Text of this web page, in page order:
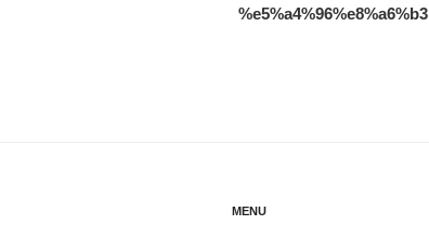
ナ
ョ
投
%e5%a4%96%e8%a6%b3
MENU